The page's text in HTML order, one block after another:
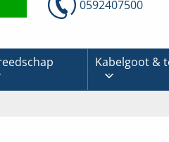
0592407500
Kabelgoot &